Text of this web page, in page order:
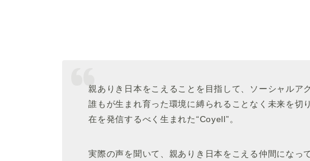
親ありき日本をこえることを目指して、ソーシャルア
誰もが生まれ育った環境に縛られることなく未来を切
在を発信するべく生まれた“Coyell”。
実際の声を聞いて、親ありき日本をこえる仲間になっ